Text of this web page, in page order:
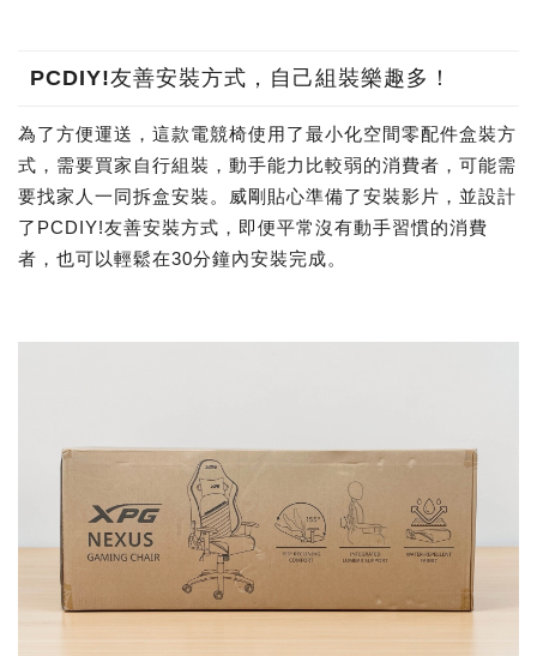
PCDIY!友善安裝方式，自己組裝樂趣多！
為了方便運送，這款電競椅使用了最小化空間零配件盒裝方
式，需要買家自行組裝，動手能力比較弱的消費者，可能需
要找家人一同拆盒安裝。威剛貼心準備了安裝影片，並設計
了PCDIY!友善安裝方式，即便平常沒有動手習慣的消費
者，也可以輕鬆在30分鐘內安裝完成。